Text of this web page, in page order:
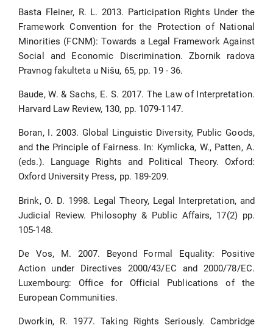
Basta Fleiner, R. L. 2013. Participation Rights Under the
Framework Convention for the Protection of National
Minorities (FCNM): Towards a Legal Framework Against
Social and Economic Discrimination. Zbornik radova
Pravnog fakulteta u Nišu, 65, pp. 19 - 36.
Baude, W. & Sachs, E. S. 2017. The Law of Interpretation.
Harvard Law Review, 130, pp. 1079-1147.
Boran, I. 2003. Global Linguistic Diversity, Public Goods,
and the Principle of Fairness. In: Kymlicka, W., Patten, A.
(eds.). Language Rights and Political Theory. Oxford:
Oxford University Press, pp. 189-209.
Brink, O. D. 1998. Legal Theory, Legal Interpretation, and
Judicial Review. Philosophy & Public Affairs, 17(2) pp.
105-148.
De Vos, M. 2007. Beyond Formal Equality: Positive
Action under Directives 2000/43/EC and 2000/78/EC.
Luxembourg: Office for Official Publications of the
European Communities.
Dworkin, R. 1977. Taking Rights Seriously. Cambridge